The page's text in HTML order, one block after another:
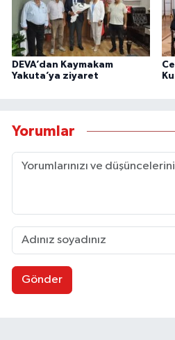
DEVA’dan Kaymakam
Yakuta’ya ziyaret
Yorumlar
Gönder